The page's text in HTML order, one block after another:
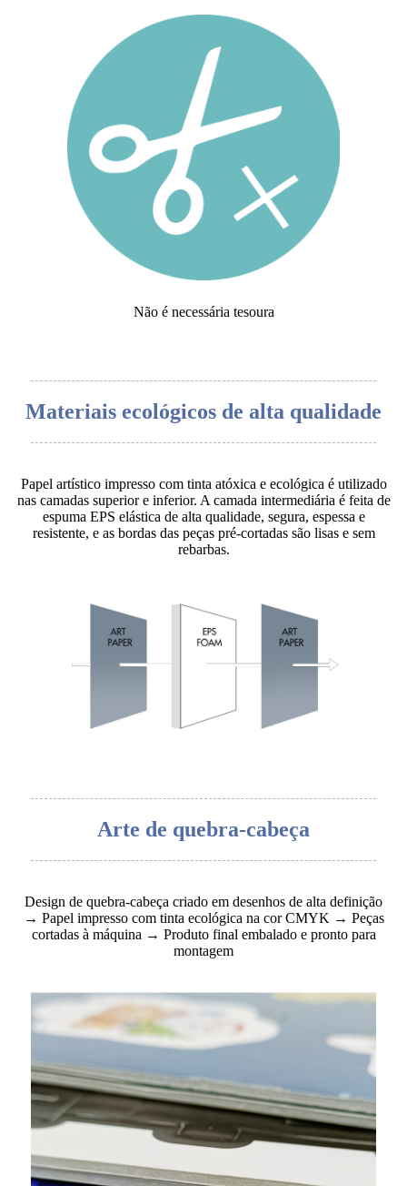
Não é necessária tesoura
Materiais ecológicos de alta qualidade
Papel artístico impresso com tinta atóxica e ecológica é utilizado
nas camadas superior e inferior. A camada intermediária é feita de
espuma EPS elástica de alta qualidade, segura, espessa e
resistente, e as bordas das peças pré-cortadas são lisas e sem
rebarbas.
Arte de quebra-cabeça
Design de quebra-cabeça criado em desenhos de alta definição
→ Papel impresso com tinta ecológica na cor CMYK → Peças
cortadas à máquina → Produto final embalado e pronto para
montagem